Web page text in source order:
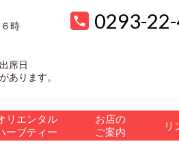
時
席日
あります。
0293-
リエンタル
ーブティー
お店の
ご案内
リ